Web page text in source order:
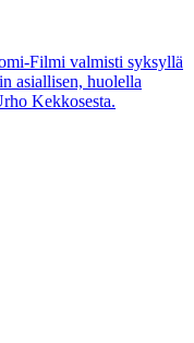
Filmi valmisti syksyllä
asiallisen, huolella
Kekkosesta.